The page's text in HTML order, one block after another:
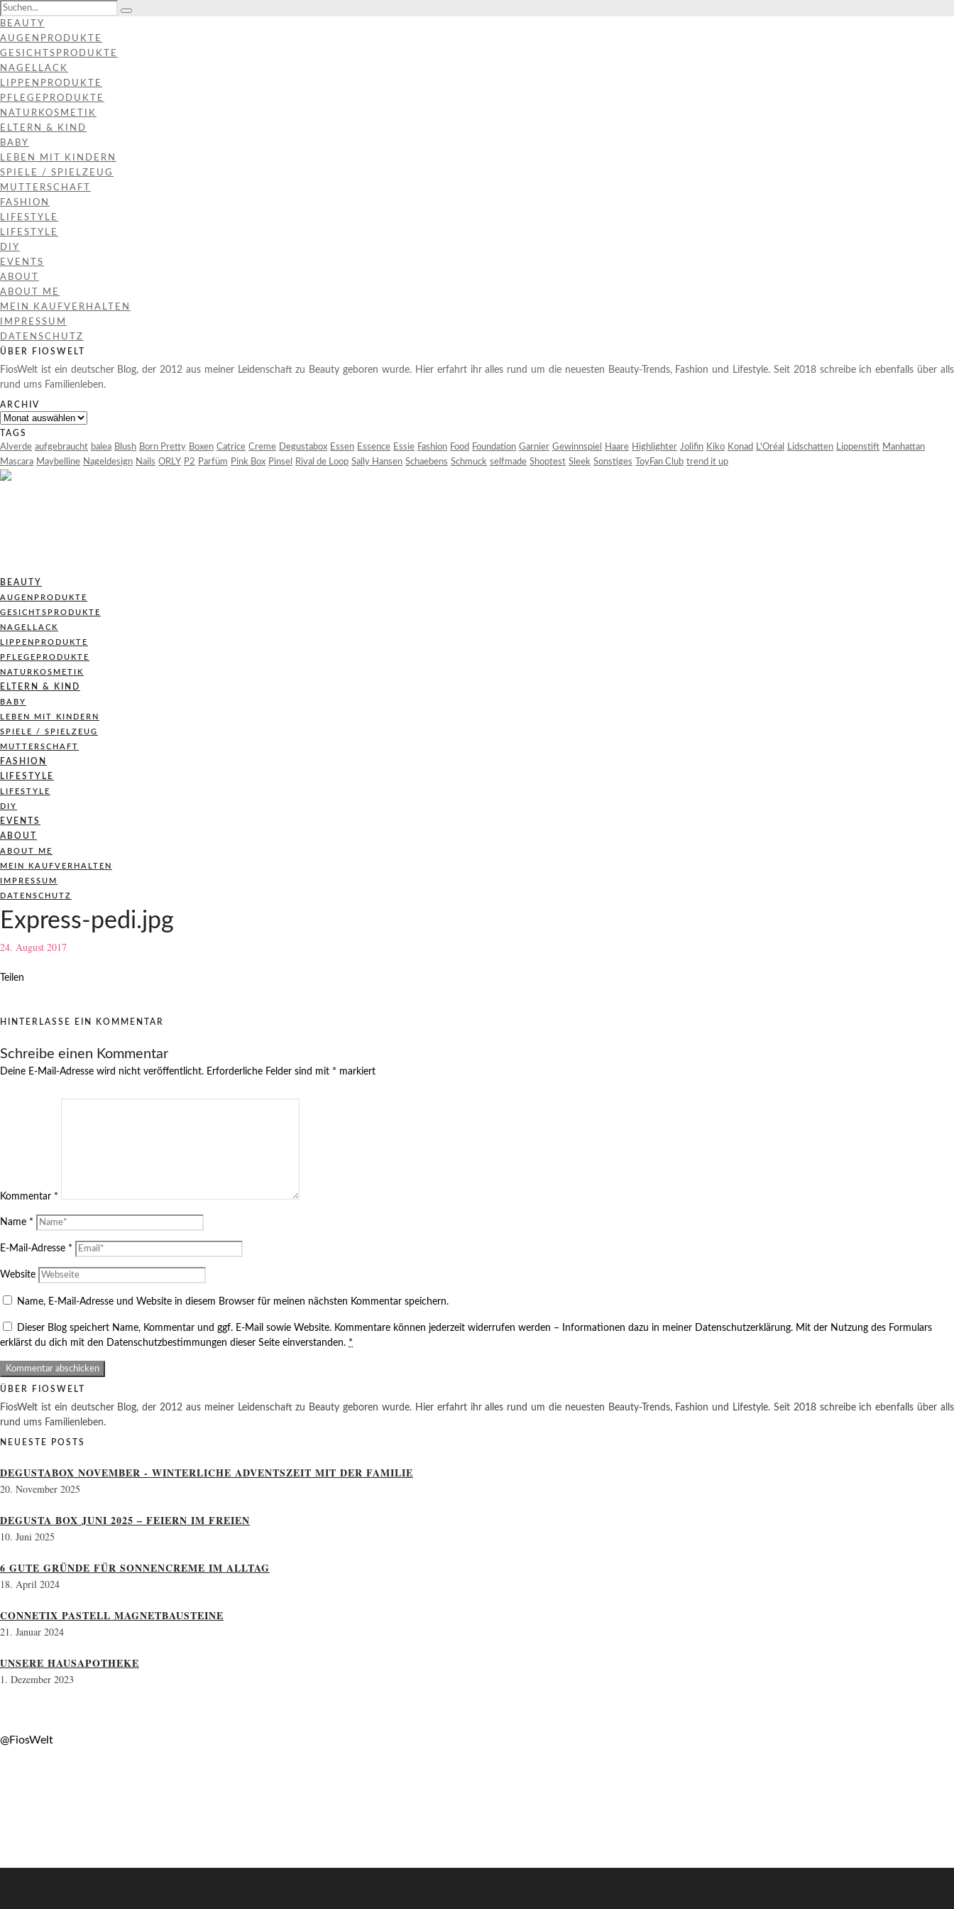
BEAUTY
AUGENPRODUKTE
GESICHTSPRODUKTE
NAGELLACK
LIPPENPRODUKTE
PFLEGEPRODUKTE
NATURKOSMETIK
ELTERN & KIND
BABY
LEBEN MIT KINDERN
SPIELE / SPIELZEUG
MUTTERSCHAFT
FASHION
LIFESTYLE
LIFESTYLE
DIY
EVENTS
ABOUT
ABOUT ME
MEIN KAUFVERHALTEN
IMPRESSUM
DATENSCHUTZ
ÜBER FIOSWELT
FiosWelt ist ein deutscher Blog, der 2012 aus meiner Leidenschaft zu Beauty geboren wurde. Hier erfahrt ihr alles rund um die neuesten Beauty-Trends, Fashion und Lifestyle. Seit 2018 schreibe ich ebenfalls über alls
rund ums Familienleben.
ARCHIV
Archiv
TAGS
Alverde aufgebraucht balea Blush Born Pretty Boxen Catrice Creme Degustabox Essen Essence Essie Fashion Food Foundation Garnier Gewinnspiel Haare Highlighter Jolifin Kiko Konad L'Oréal Lidschatten Lippenstift Manhattan
Mascara Maybelline Nageldesign Nails ORLY P2 Parfüm Pink Box Pinsel Rival de Loop Sally Hansen Schaebens Schmuck selfmade Shoptest Sleek Sonstiges ToyFan Club trend it up
BEAUTY
AUGENPRODUKTE
GESICHTSPRODUKTE
NAGELLACK
LIPPENPRODUKTE
PFLEGEPRODUKTE
NATURKOSMETIK
ELTERN & KIND
BABY
LEBEN MIT KINDERN
SPIELE / SPIELZEUG
MUTTERSCHAFT
FASHION
LIFESTYLE
LIFESTYLE
DIY
EVENTS
ABOUT
ABOUT ME
MEIN KAUFVERHALTEN
IMPRESSUM
DATENSCHUTZ
Express-pedi.jpg
24. August 2017
Teilen
HINTERLASSE EIN KOMMENTAR
Schreibe einen Kommentar
Deine E-Mail-Adresse wird nicht veröffentlicht. Erforderliche Felder sind mit * markiert
Kommentar *
Name *
E-Mail-Adresse *
Website
Name, E-Mail-Adresse und Website in diesem Browser für meinen nächsten Kommentar speichern.
Dieser Blog speichert Name, Kommentar und ggf. E-Mail sowie Website. Kommentare können jederzeit widerrufen werden – Informationen dazu in meiner Datenschutzerklärung. Mit der Nutzung des Formulars
erklärst du dich mit den Datenschutzbestimmungen dieser Seite einverstanden. *
ÜBER FIOSWELT
FiosWelt ist ein deutscher Blog, der 2012 aus meiner Leidenschaft zu Beauty geboren wurde. Hier erfahrt ihr alles rund um die neuesten Beauty-Trends, Fashion und Lifestyle. Seit 2018 schreibe ich ebenfalls über alls
rund ums Familienleben.
NEUESTE POSTS
DEGUSTABOX NOVEMBER - WINTERLICHE ADVENTSZEIT MIT DER FAMILIE
20. November 2025
DEGUSTA BOX JUNI 2025 – FEIERN IM FREIEN
10. Juni 2025
6 GUTE GRÜNDE FÜR SONNENCREME IM ALLTAG
18. April 2024
CONNETIX PASTELL MAGNETBAUSTEINE
21. Januar 2024
UNSERE HAUSAPOTHEKE
1. Dezember 2023
@FiosWelt